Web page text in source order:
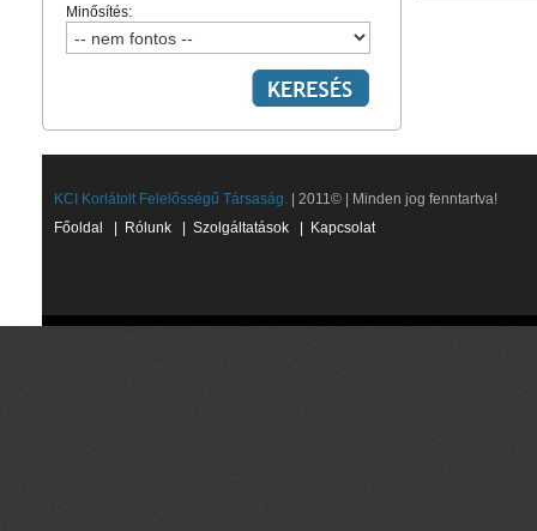
Minősítés:
KCI Korlátolt Felelősségű Társaság. | 2011© | Minden jog fenntartva!
Főoldal
Rólunk Szolgáltatások Kapcsolat